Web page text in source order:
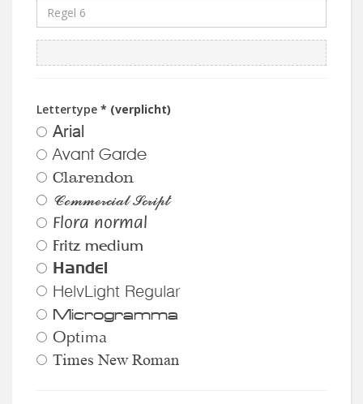
Lettertype * (verplicht)
Arial
Avant Garde
Clarendon
Commercial Script
Flora normal
Fritz medium
Handel
HelvLight Regular
Microgramma
Optima
Times New Roman